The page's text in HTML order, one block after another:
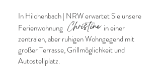
In Hilchenbach | NRW erwartet Sie unsere
Ferienwohnung Christine in einer
zentralen, aber ruhigen Wohngegend mit
großer Terrasse, Grillmöglichkeit und
Autostellplatz.